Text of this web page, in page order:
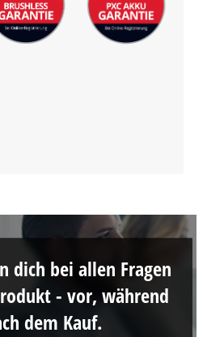
dich bei allen Fragen
- vor, während
dem Kauf.